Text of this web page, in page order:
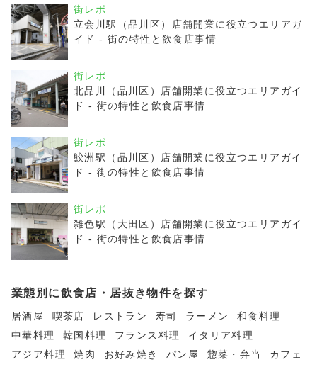
街レポ
立会川駅（品川区）店舗開業に役立つエリアガ
イド - 街の特性と飲食店事情
街レポ
北品川（品川区）店舗開業に役立つエリアガイ
ド - 街の特性と飲食店事情
街レポ
鮫洲駅（品川区）店舗開業に役立つエリアガイ
ド - 街の特性と飲食店事情
街レポ
雑色駅（大田区）店舗開業に役立つエリアガイ
ド - 街の特性と飲食店事情
業態別に飲食店・居抜き物件を探す
居酒屋 喫茶店 レストラン 寿司 ラーメン
和食料理
中華料理
韓国料理 フランス料理
イタリア料理
アジア料理
焼肉 お好み焼き パン屋 惣菜・弁当
カフェ